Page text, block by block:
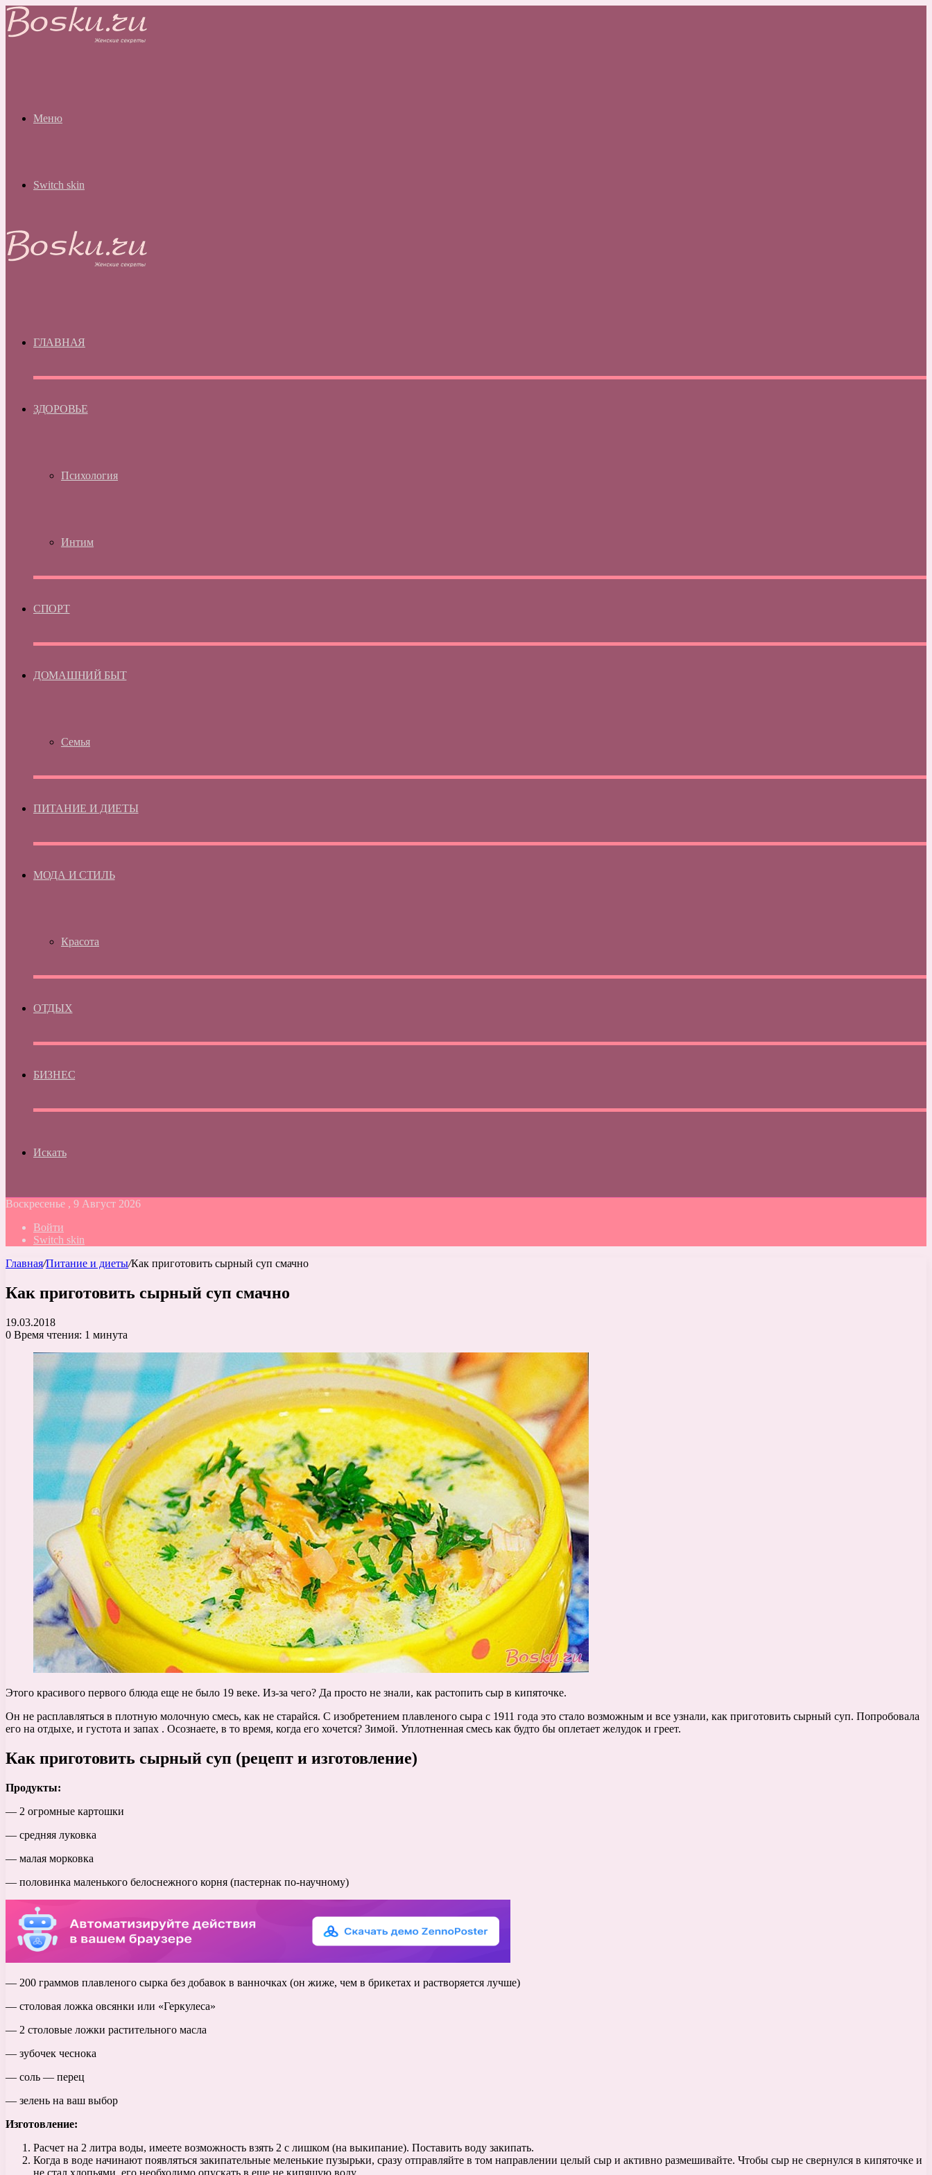
Меню
Switch skin
ГЛАВНАЯ
ЗДОРОВЬЕ
Психология
Интим
СПОРТ
ДОМАШНИЙ БЫТ
Семья
ПИТАНИЕ И ДИЕТЫ
МОДА И СТИЛЬ
Красота
ОТДЫХ
БИЗНЕС
Искать
Воскресенье , 9 Август 2026
Войти
Switch skin
Главная/Питание и диеты/Как приготовить сырный суп смачно
Как приготовить сырный суп смачно
19.03.2018
0 Время чтения: 1 минута
Этого красивого первого блюда еще не было 19 веке. Из-за чего? Да просто не знали, как растопить сыр в кипяточке.
Он не расплавляться в плотную молочную смесь, как не старайся. С изобретением плавленого сыра с 1911 года это стало возможным и все узнали, как приготовить сырный суп. Попробовала
его на отдыхе, и густота и запах . Осознаете, в то время, когда его хочется? Зимой. Уплотненная смесь как будто бы оплетает желудок и греет.
Как приготовить сырный суп (рецепт и изготовление)
Продукты:
— 2 огромные картошки
— средняя луковка
— малая морковка
— половинка маленького белоснежного корня (пастернак по-научному)
— 200 граммов плавленого сырка без добавок в ванночках (он жиже, чем в брикетах и растворяется лучше)
— столовая ложка овсянки или «Геркулеса»
— 2 столовые ложки растительного масла
— зубочек чеснока
— соль — перец
— зелень на ваш выбор
Изготовление:
Расчет на 2 литра воды, имеете возможность взять 2 с лишком (на выкипание). Поставить воду закипать.
Когда в воде начинают появляться закипательные меленькие пузырьки, сразу отправляйте в том направлении целый сыр и активно размешивайте. Чтобы сыр не свернулся в кипяточке и
не стал хлопьями, его необходимо опускать в еще не кипящую воду.